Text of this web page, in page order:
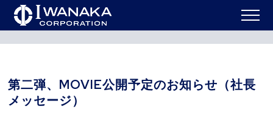
HOME >
ニュー
ス
>
第二弾、MOVIE公開予定のお知らせ（社長メッセー
ジ）
第二弾、MOVIE公開予定のお知らせ（社長
メッセージ）